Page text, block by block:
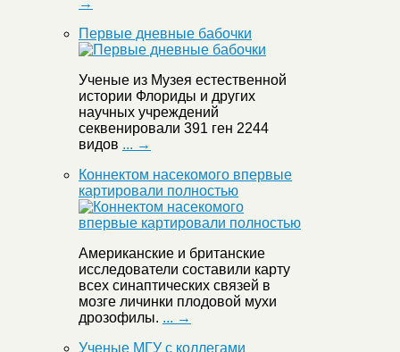
→
Первые дневные бабочки
Ученые из Музея естественной
истории Флориды и других
научных учреждений
секвенировали 391 ген 2244
видов ... →
Коннектом насекомого впервые
картировали полностью
Американские и британские
исследователи составили карту
всех синаптических связей в
мозге личинки плодовой мухи
дрозофилы. ... →
Ученые МГУ с коллегами